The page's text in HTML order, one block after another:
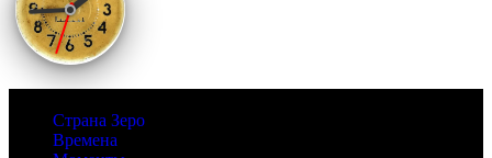
Страна Зеро
Времена